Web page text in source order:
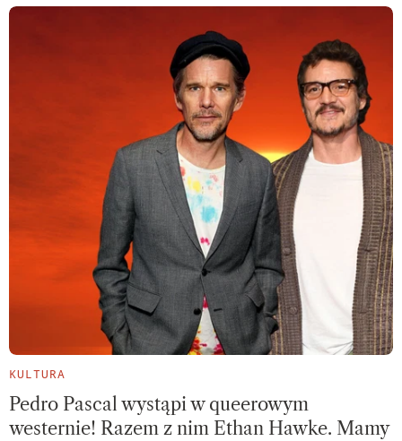
KULTURA
Pedro Pascal wystąpi w queerowym
westernie! Razem z nim Ethan Hawke. Mamy